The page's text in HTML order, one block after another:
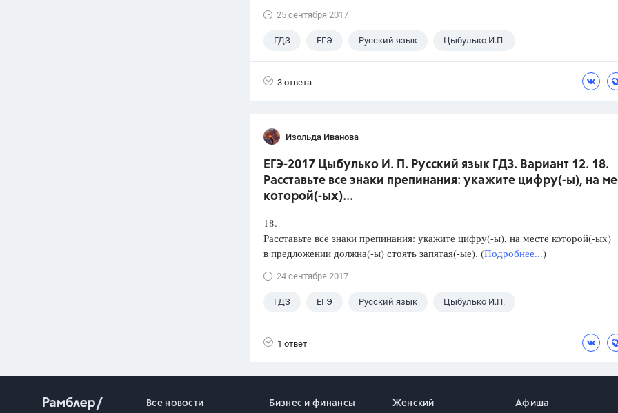
25 сентября 2017
ГДЗ ЕГЭ Русский язык Цыбулько И.П.
3 ответа
Изольда Иванова
ЕГЭ-2017 Цыбулько И. П. Русский язык ГДЗ. Вариант 12. 18.
Расставьте все знаки препинания: укажите цифру(-ы), на
которой(-ых)...
18.
Расставьте все знаки препинания: укажите цифру(-ы), на месте которой(-ых)
в предложении должна(-ы) стоять запятая(-ые). (Подробнее...)
24 сентября 2017
ГДЗ ЕГЭ Русский язык Цыбулько И.П.
1 ответ
Все новости Бизнес и финансы Женский Афиша